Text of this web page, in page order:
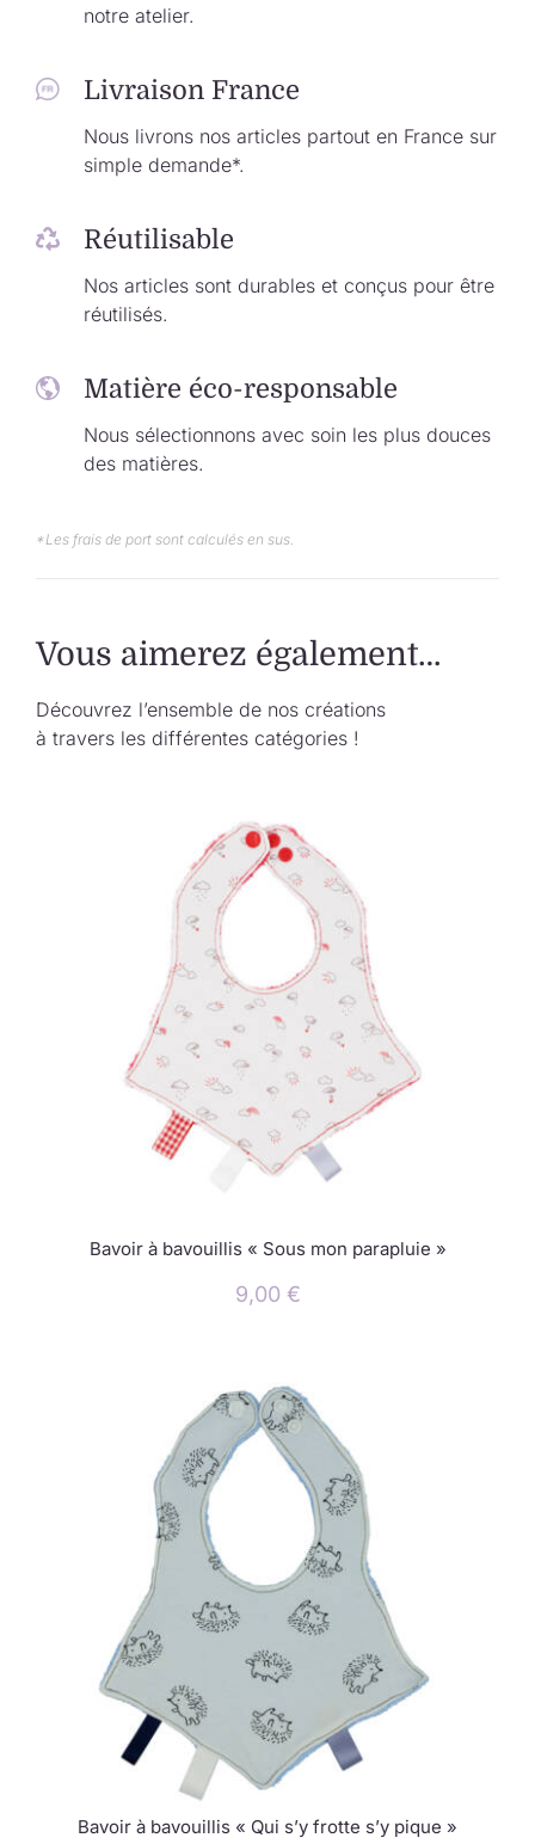
notre atelier.
Livraison France
Nous livrons nos articles partout en France sur
simple demande*.
Réutilisable
Nos articles sont durables et conçus pour être
réutilisés.
Matière éco-responsable
Nous sélectionnons avec soin les plus douces
des matières.
*Les frais de port sont calculés en sus.
Vous aimerez également…
Découvrez l’ensemble de nos créations
à travers les différentes catégories !
Bavoir à bavouillis « Sous mon parapluie »
9,00 €
Bavoir à bavouillis « Qui s’y frotte s’y pique »